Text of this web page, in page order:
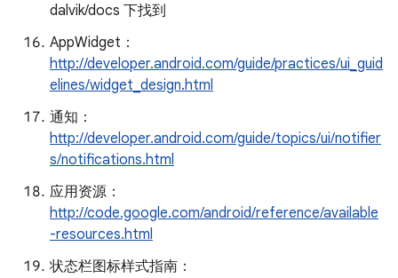
dalvik/docs 下找到
AppWidget：
http://developer.android.com/guide/practices/ui_guid
elines/widget_design.html
通知：
http://developer.android.com/guide/topics/ui/notifier
s/notifications.html
应用资源：
http://code.google.com/android/reference/available
-resources.html
状态栏图标样式指南：